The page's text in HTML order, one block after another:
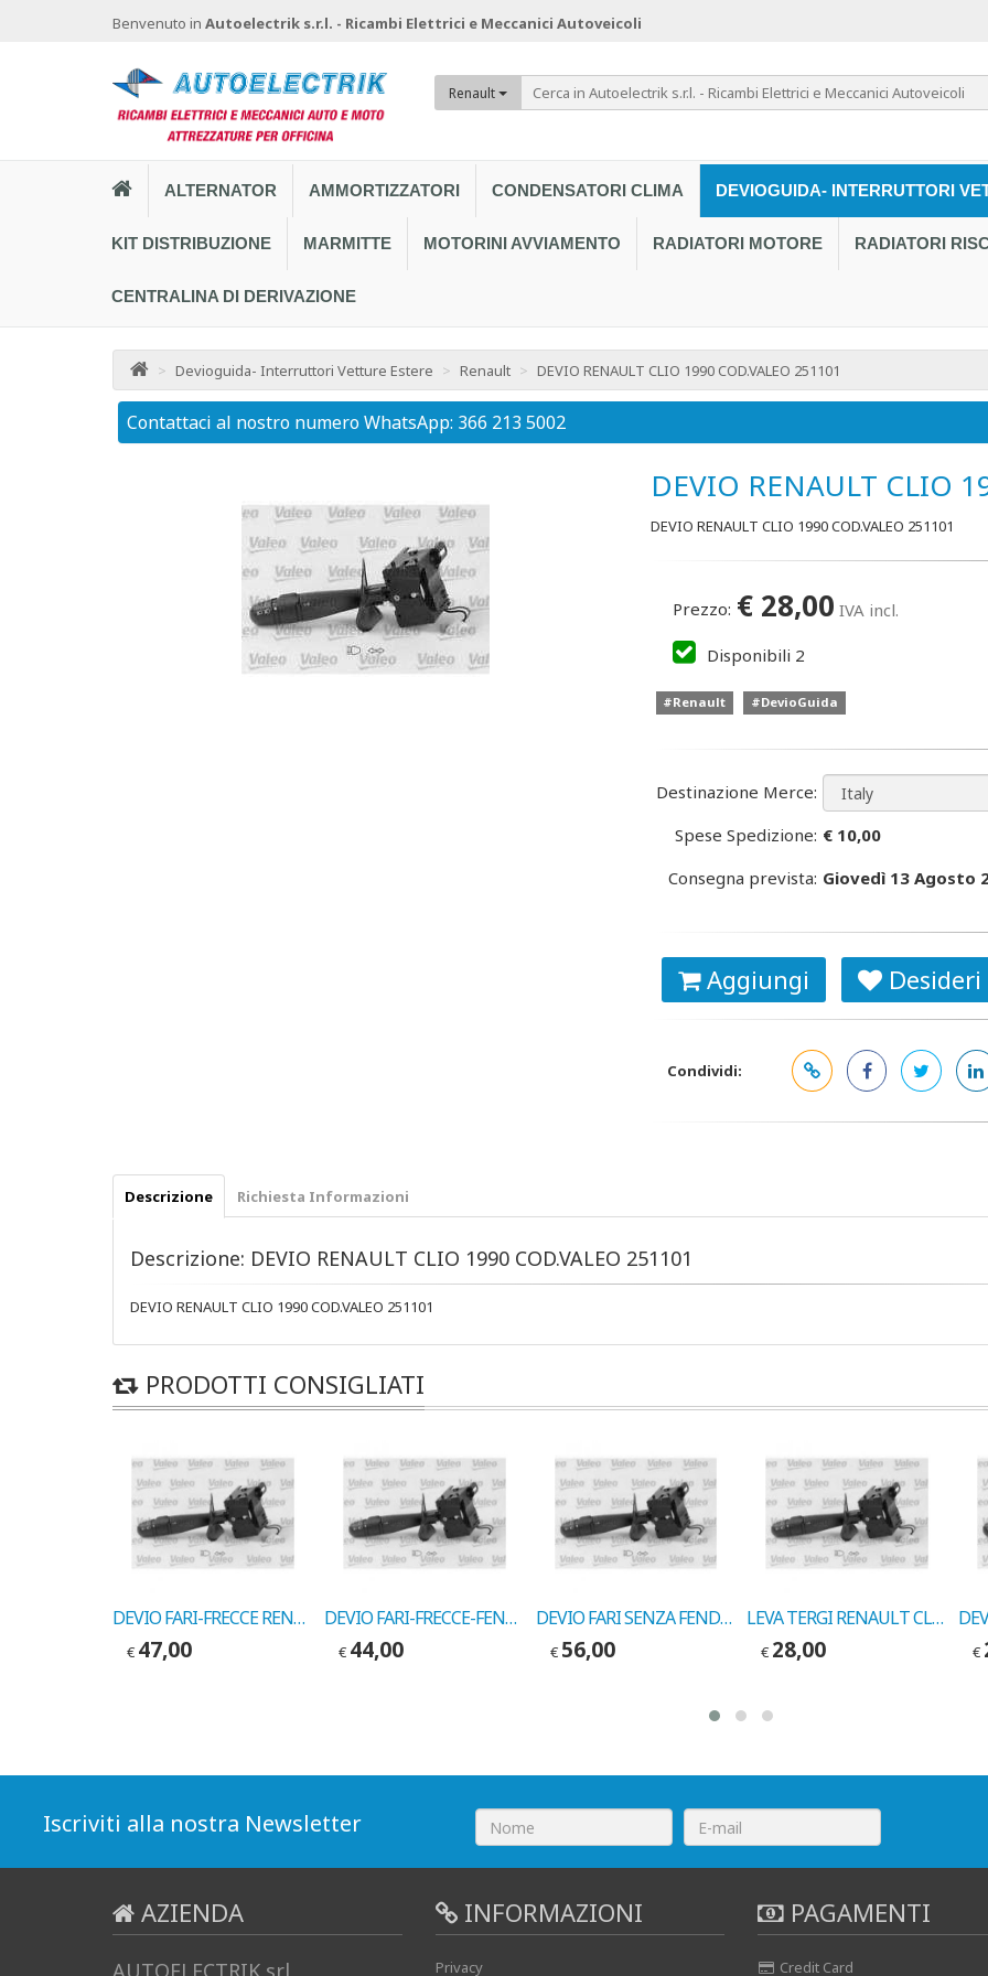
Benvenuto in Autoelectrik s.r.l. - Ricambi Elettrici e Meccanici Autoveicoli
Renault
ALTERNATOR AMMORTIZZATORI CONDENSATORI CLIMA DEVIOGUIDA- INTERRUTTORI
KIT DISTRIBUZIONE MARMITTE MOTORINI AVVIAMENTO RADIATORI MOTORE RADIATORI
CENTRALINA DI DERIVAZIONE
> Devioguida- Interruttori Vetture Estere > Renault > DEVIO RENAULT CLIO 1990 COD.VALEO 251101
Contattaci al nostro numero WhatsApp: 366 213 5002
DEVIO RENAULT CLIO
DEVIO RENAULT CLIO 1990 COD.VALEO 251101
Prezzo: € 28,00 IVA incl.
Disponibili 2
#Renault #DevioGuida
Destinazione Merce:
Spese Spedizione: € 10,00
Consegna prevista: Giovedì 13 Agosto
Aggiungi Desideri
Condividi:
Descrizione Richiesta Informazioni
Descrizione: DEVIO RENAULT CLIO 1990 COD.VALEO 251101
DEVIO RENAULT CLIO 1990 COD.VALEO 251101
PRODOTTI CONSIGLIATI
DEVIO FARI-FRECCE RENAULT CLIO II 1999 COD.VALEO 251571
€ 47,00
DEVIO FARI-FRECCE-FENDI RENAULT CLIO II 1999 COD.VALEO 251570
€ 44,00
DEVIO FARI SENZA FENDI RENAULT CLIO 2000 LUCAS COD.7701047539
€ 56,00
LEVA TERGI RENAULT CLIO 1990-> COD.MARELLI 34004001
€ 28,00 €
Iscriviti alla nostra Newsletter
AZIENDA INFORMAZIONI
Privacy
PAGAMENTI
Credit Card